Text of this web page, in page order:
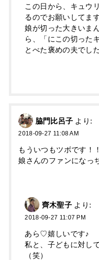
この日から、キュウ
るのでお願いしてま
娘が切った大きいま
ら、「にこの切った
とべた褒めの夫でし
脇門比呂子 より:
2018-09-27 11:08 AM
もういつもツボです！！
娘さんのファンになっ
齊木聖子 より:
2018-09-27 11:07 PM
あら♡嬉しいです♪
私と、子どもに対し
（笑）